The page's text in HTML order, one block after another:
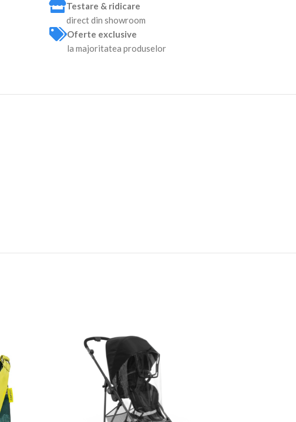
Testare & ridicare
direct din showroom
Oferte exclusive
la majoritatea produselor